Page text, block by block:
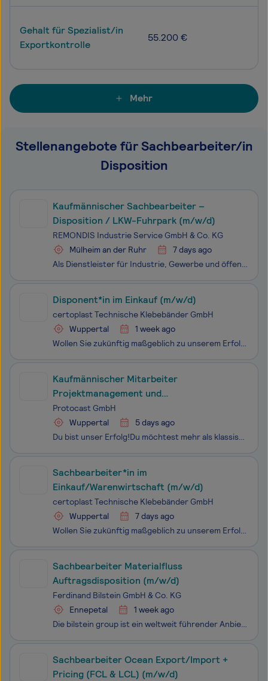
Gehalt für Spezialist/in
Exportkontrolle
55.200 €
Mehr
Stellenangebote für Sachbearbeiter/in
Disposition
Kaufmännischer Sachbearbeiter –
Disposition / LKW-Fuhrpark (m/w/d)
REMONDIS Industrie Service GmbH & Co. KG
Mülheim an der Ruhr
7 days ago
Als Dienstleister für Industrie, Gewerbe und öffentliche Auftraggeber ist REMONDIS Industrie Service seit über 40 Jahren spezialisiert auf die sichere Entsorgung gefährlicher Abfälle. Wir sorgen dafür, dass Schadstoffe umweltgerecht entsorgt und Rückgewinnungspotenziale sinnvoll genutzt werden. So f
Disponent*in im Einkauf (m/w/d)
certoplast Technische Klebebänder GmbH
Wuppertal
1 week ago
Wollen Sie zukünftig maßgeblich zu unserem Erfolg beitragen? Dann suchen wir SIE zum nächstmöglichen Zeitpunkt in Vollzeit (40 Std.-Woche) als Disponent*in im Einkauf (m/w/d)Wuppertal certoplast Technische Klebebänder GmbH ist ein erfolgreicher Hersteller von technischen Klebebändern und bedient wel
Kaufmännischer Mitarbeiter
Projektmanagement und
Auftragsabwicklung (m/w/d)
Protocast GmbH
Wuppertal
5 days ago
Du bist unser Erfolg!Du möchtest mehr als klassische Auftragsbearbeitung?Dann bist du bei PROTOCAST genau richtig.Bei uns begleitest du internationale Kundenprojekte rund um individuelle Metallbauteile, die später in Sportwagen, Fahrzeugen, Maschinen, Medizintechnik, Leuchten und sogar in Raumfahrtp
Sachbearbeiter*in im
Einkauf/Warenwirtschaft (m/w/d)
certoplast Technische Klebebänder GmbH
Wuppertal
7 days ago
Wollen Sie zukünftig maßgeblich zu unserem Erfolg beitragen? Dann suchen wir SIE zum nächstmöglichen Zeitpunkt in Vollzeit (40 Std.-Woche) als Sachbearbeiter*in im Einkauf/Warenwirtschaft (m/w/d)Wuppertal certoplast Technische Klebebänder GmbH ist ein erfolgreicher Hersteller von technischen Klebebä
Sachbearbeiter Materialfluss
Auftragsdisposition (m/w/d)
Ferdinand Bilstein GmbH & Co. KG
Ennepetal
1 week ago
Die bilstein group ist ein weltweit führender Anbieter im Bereich des freien Ersatzteilmarktes für PKW und NKW-Modelle mit einem Sortiment von über 90.000 Teilen. Durch unser Netzwerk von mehr als 20 internationalen Tochtergesellschaften und Präsenzen in über 170 Ländern zählen wir zu den maßgeblich
Sachbearbeiter Ocean Export/Import +
Pricing (FCL & LCL) (m/w/d)